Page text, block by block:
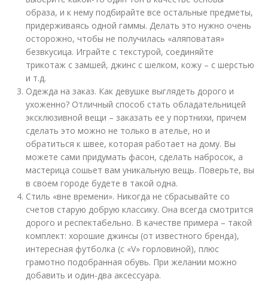
образа, и к нему подбирайте все остальные предметы,
придерживаясь одной гаммы. Делать это нужно очень
осторожно, чтобы не получилась «аляповатая»
безвкусица. Играйте с текстурой, соединяйте
трикотаж с замшей, джинс с шелком, кожу – с шерстью
и т.д.
Одежда на заказ. Как девушке выглядеть дорого и
ухоженно? Отличный способ стать обладательницей
эксклюзивной вещи – заказать ее у портнихи, причем
сделать это можно не только в ателье, но и
обратиться к швее, которая работает на дому. Вы
можете сами придумать фасон, сделать набросок, а
мастерица сошьет вам уникальную вещь. Поверьте, вы
в своем городе будете в такой одна.
Стиль «вне времени». Никогда не сбрасывайте со
счетов старую добрую классику. Она всегда смотрится
дорого и респектабельно. В качестве примера – такой
комплект: хорошие джинсы (от известного бренда),
интересная футболка (с «V» горловиной), плюс
грамотно подобранная обувь. При желании можно
добавить и один-два аксессуара.